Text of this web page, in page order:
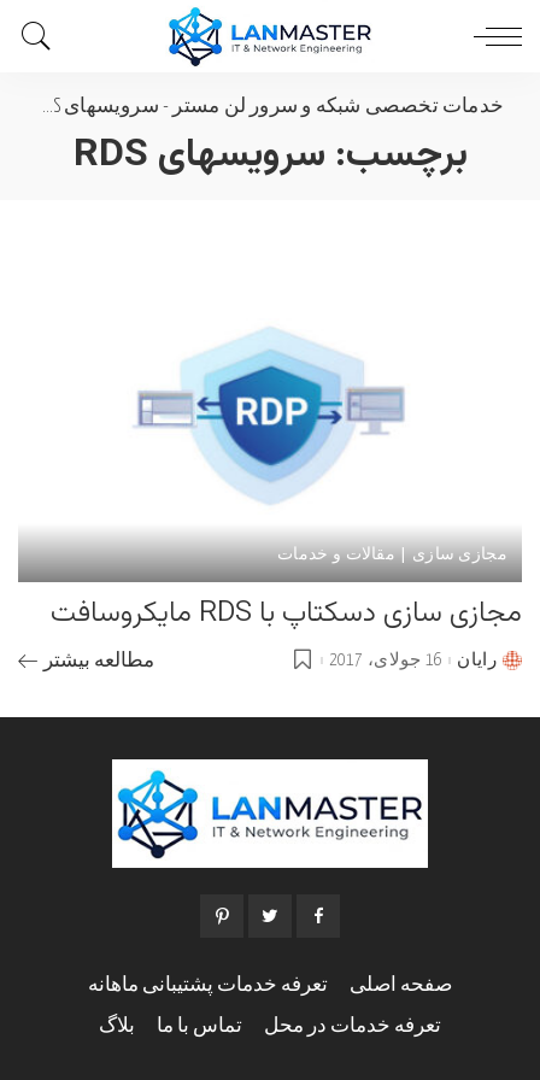
خدمات تخصصی شبکه و سرور لن مستر - سرویسهای RDS
برچسب: سرویسهای RDS
مجازی سازی | مقالات و خدمات
مجازی سازی دسکتاپ با RDS مایکروسافت
Postedرایان 16 جولای، 2017 مطالعه بیشتر
صفحه اصلی تعرفه خدمات پشتیبانی ماهانه
تعرفه خدمات در محل تماس با ما بلاگ